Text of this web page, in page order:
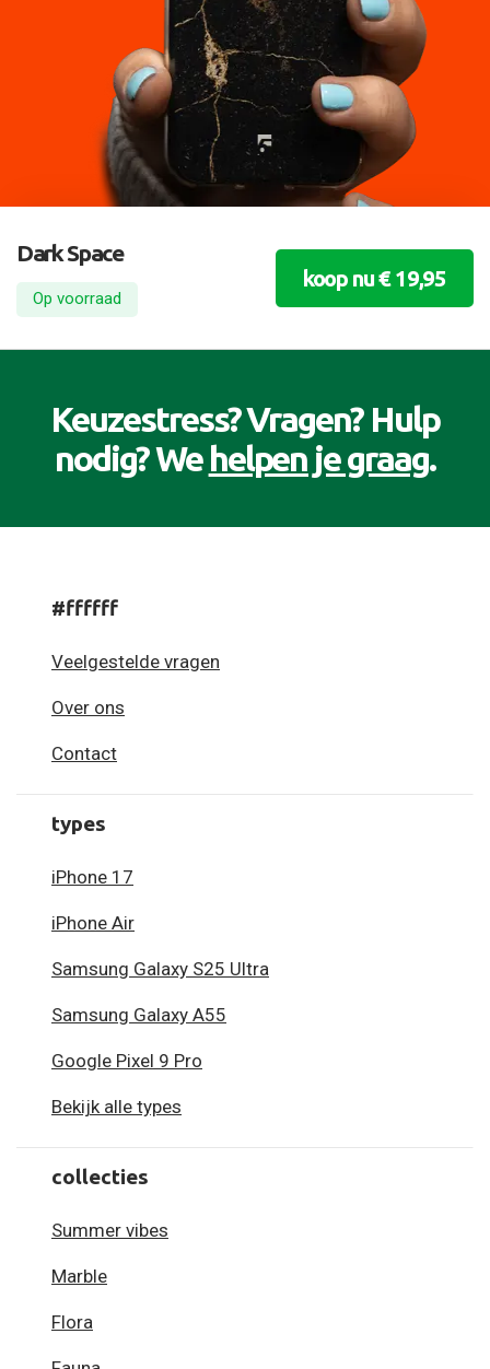
Dark Space
Op voorraad
koop nu € 19,95
Keuzestress? Vragen? Hulp
nodig? Wehelpen je graag.
#ffffff
Veelgestelde vragen
Over ons
Contact
types
iPhone 17
iPhone Air
Samsung Galaxy S25 Ultra
Samsung Galaxy A55
Google Pixel 9 Pro
Bekijk alle types
collecties
Summer vibes
Marble
Flora